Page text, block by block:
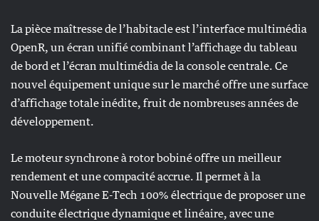
La pièce maîtresse de l’habitacle est l’interface multimédia
OpenR, un écran unifié combinant l’affichage du tableau
de bord et l’écran multimédia de la console centrale. Ce
nouvel équipement unique sur le marché offre une surface
d’affichage totale inédite, fruit de nombreuses années de
développement.
Le moteur synchrone à rotor bobiné offre un meilleur
rendement et une compacité accrue. Il permet à la
Nouvelle Mégane E-Tech 100% électrique de proposer une
conduite électrique dynamique et linéaire, avec une